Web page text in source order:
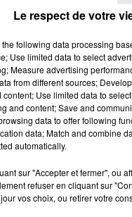
TOP INDÉ CKOI
Archives 2026 2025
Le respect de votre
the following data processing
Use limited data to select
Measure advertising
from different sources;
Use limited data to
and content; Save and
data to offer following
data; Match and combine
automatically.
sur "Accepter et fermer", ou
refuser en cliquant sur
vos choix, ou retirer votre